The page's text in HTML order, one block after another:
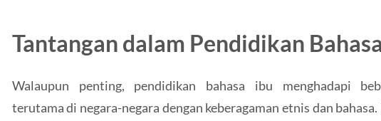
Tantangan dalam Pendidikan
Walaupun penting, pendidikan bahasa ibu menghadapi
terutama di negara-negara dengan keberagaman etnis dan